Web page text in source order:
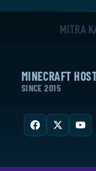
MITRA
MINECRAFT
SINCE 2015